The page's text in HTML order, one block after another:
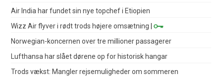
Air India har fundet sin nye topchef i Etiopien
Wizz Air flyver i rødt trods højere omsætning |
Norwegian-koncernen over tre millioner passagerer
Lufthansa har slået dørene op for historisk hangar
Trods vækst: Mangler rejsemuligheder om sommeren